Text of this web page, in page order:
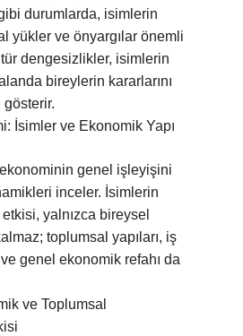
durumlarda, isimlerin
yükler ve önyargılar önemli
dengesizlikler, isimlerin
bireylerin kararlarını
gösterir.
İsimler ve Ekonomik Yapı
genel işleyişini
inceler. İsimlerin
yalnızca bireysel
toplumsal yapıları, iş
genel ekonomik refahı da
ve Toplumsal